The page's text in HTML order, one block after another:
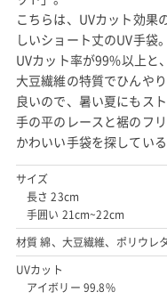
こちらは、UVカット効果
しいショート丈のUV手袋。
UVカット率が99%以上と
大豆繊維の特質でひんや
良いので、暑い夏にもス
手の平のレースと裾のフ
かわいい手袋を探してい
サイズ
長さ 23cm
手囲い 21cm~22cm
材質 綿、大豆繊維、ポリウレ
UVカット
アイボリー 99.8%